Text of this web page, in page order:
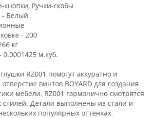
кнопки, Ручки-скобы
- Белый
- 200
кг
м.куб.
RZ001 помогут аккуратно и
винтов BOYARD для создания
мебели. RZ001 гармонично смотрятся
Детали выполнены из стали и
популярных оттенках.